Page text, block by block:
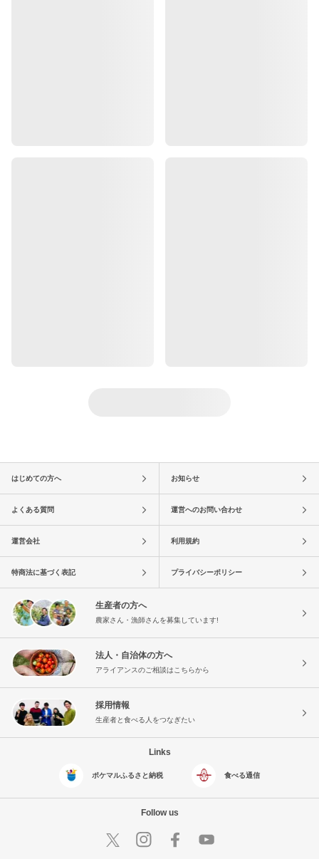
はじめての方へ お知らせ
よくある質問 運営へのお問い合わせ
運営会社 利用規約
特商法に基づく表記 プライバシーポリシー
生産者の方へ
農家さん・漁師さんを募集しています!
法人・自治体の方へ
アライアンスのご相談はこちらから
採用情報
生産者と食べる人をつなぎたい
Links
ポケマルふるさと納税 食べる通信
Follow us